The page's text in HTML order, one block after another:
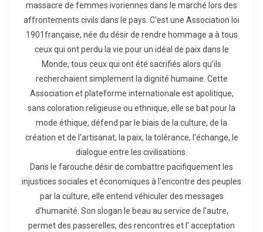
massacre de femmes ivoriennes dans le marché lors des
affrontements civils dans le pays. C'est une Association loi
1901française, née du désir de rendre hommage a à tous
ceux qui ont perdu la vie pour un idéal de paix dans le
Monde, tous ceux qui ont été sacrifiés alors qu’ils
recherchaient simplement la dignité humaine. Cette
Association et plateforme internationale est apolitique,
sans coloration religieuse ou ethnique, elle se bat pour la
mode éthique, défend par le biais de la culture, de la
création et de l'artisanat, la paix, la tolérance, l'échange, le
dialogue entre les civilisations.
Dans le farouche désir de combattre pacifiquement les
injustices sociales et économiques à l'encontre des peuples
par la culture, elle entend véhiculer des messages
d'humanité. Son slogan le beau au service de l'autre,
permet des passerelles, des rencontres et l’ acceptation